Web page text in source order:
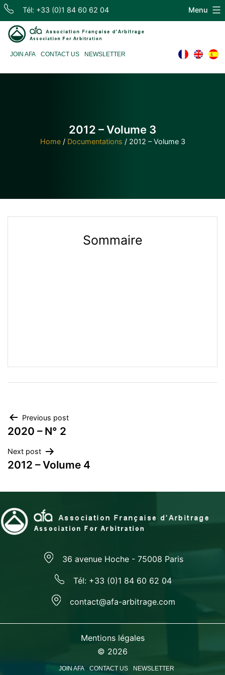
Skip
content
Tél: +33 (0)1 84 60 62 04
d'Arbitrage
JOIN AFA CONTACT US NEWSLETTER
Menu
2012 – Volume 3
Home/ Documentations / 2012 – Volume 3
Sommaire
Post
navigation
Previous post
2020 – N° 2
Next post
2012 – Volume 4
36 avenue Hoche - 75008 Paris
Tél: +33 (0)1 84 60 62 04
contact@afa-arbitrage.com
Mentions légales
© 2026
JOIN AFA CONTACT US NEWSLETTER